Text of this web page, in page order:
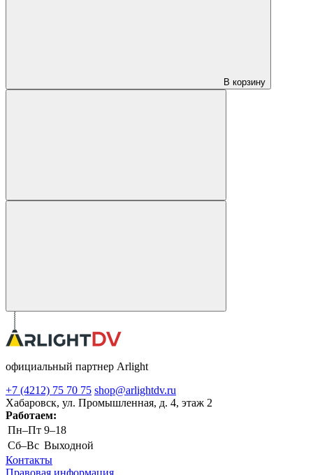
В корзину
официальный партнер Arlight
+7 (4212) 75 70 75 shop@arlightdv.ru
Хабаровск, ул. Промышленная, д. 4, этаж 2
Работаем:
Пн–Пт 9–18
Cб–Вс Выходной
Контакты
Правовая информация